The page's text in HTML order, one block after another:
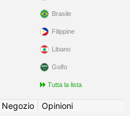
Brasile
Filippine
Libano
Golfo
Tutta la lista
Negozio| Opinioni